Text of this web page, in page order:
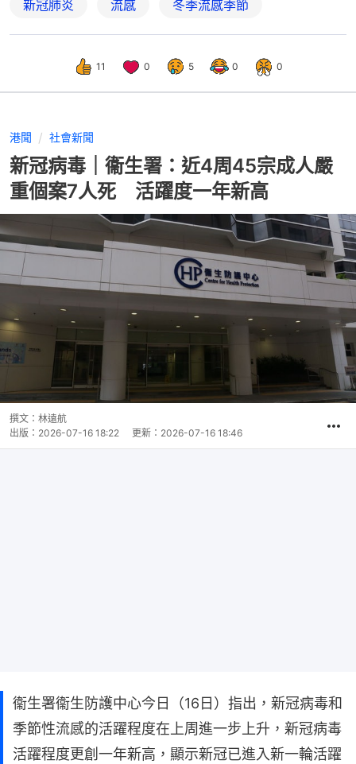
新冠肺炎 流感 冬季流感季節
11 0 5 0 0
港聞 社會新聞
新冠病毒｜衞生署：近4周45宗成人嚴
重個案7人死 活躍度一年新高
撰文： 林遠航
出版： 2026-07-16 18:22 更新： 2026-07-16 18:46
衞生署衞生防護中心今日（16日）指出，新冠病毒和
季節性流感的活躍程度在上周進一步上升，新冠病毒
活躍程度更創一年新高，顯示新冠已進入新一輪活躍